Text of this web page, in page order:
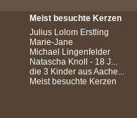
Meist besuchte Kerzen
Julius Lolom Erstling
Marie-Jane
Michael Lingenfelder
Natascha Knoll - 18 J...
die 3 Kinder aus Aache...
Meist besuchte Kerzen